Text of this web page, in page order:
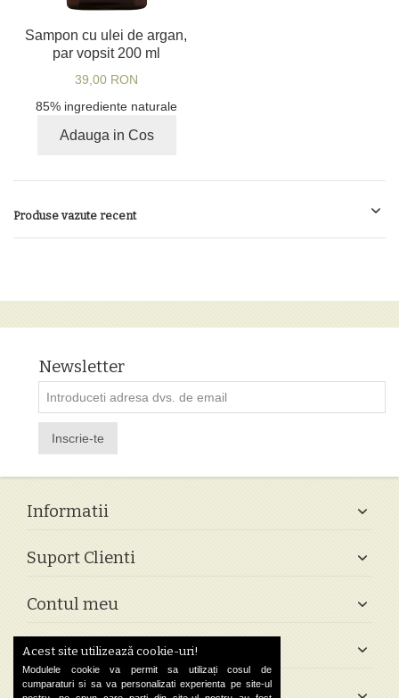
Sampon cu ulei de argan,
par vopsit 200 ml
39,00 RON
85% ingrediente naturale
Adauga in Cos
Produse vazute recent
Newsletter
Inscrie-te
Informatii
Suport Clienti
Contul meu
Follow Us
Acest site utilizează cookie-uri!
Modulele cookie va permit sa utilizați cosul de
cumparaturi si sa va personalizati experienta pe site-ul